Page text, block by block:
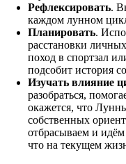
Рефлексировать.
каждом лунном
Планировать.
расстановки
поход в спортзал
подсобит история
Изучать влияние
разобраться,
окажется, что
собственных
отбрасываем и идём
что на текущем